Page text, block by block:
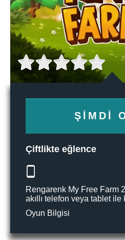
ŞIMDI
Çiftlikte eğlence
Rengarenk My Free Farm
akıllı telefon veya tablet
Oyun Bilgisi